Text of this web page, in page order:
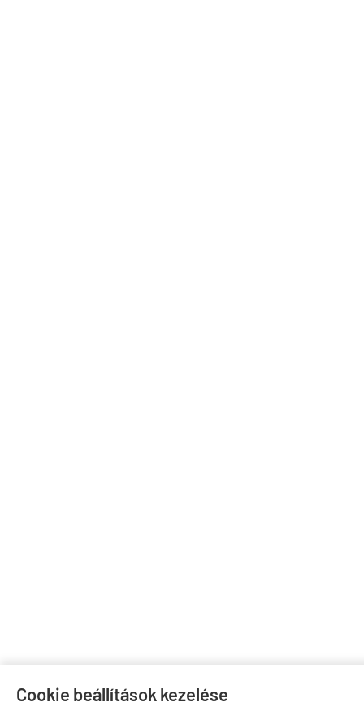
Cookie beállítások kezelése